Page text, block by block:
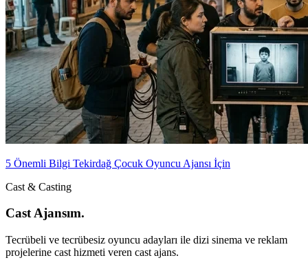
5 Önemli Bilgi Tekirdağ Çocuk Oyuncu Ajansı İçin
Cast & Casting
Cast Ajansım.
Tecrübeli ve tecrübesiz oyuncu adayları ile dizi sinema ve reklam
projelerine cast hizmeti veren cast ajans.